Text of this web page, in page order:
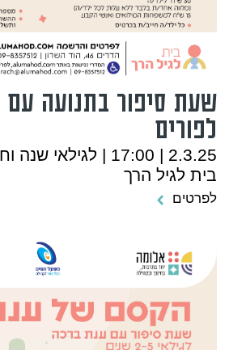
שעת סיפור בתנועה עם
לפורים
בית לגיל הרך
לפרטים